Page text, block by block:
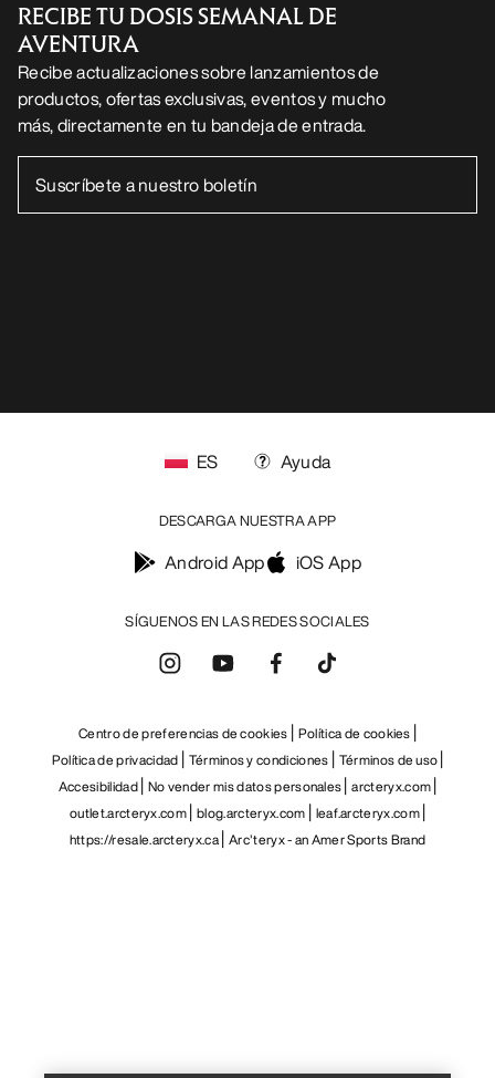
RECIBE TU DOSIS SEMANAL DE
AVENTURA
Recibe actualizaciones sobre lanzamientos de
productos, ofertas exclusivas, eventos y mucho
más, directamente en tu bandeja de entrada.
SÍGUENOS EN LAS REDES SOCIALES
ES Ayuda
DESCARGA NUESTRA APP
Android App iOS App
Centro de preferencias de cookies Política de cookies
Política de privacidad Términos y condiciones Términos de uso
Accesibilidad No vender mis datos personales arcteryx.com
outlet.arcteryx.com blog.arcteryx.com leaf.arcteryx.com
https://resale.arcteryx.ca Arc'teryx - an Amer Sports Brand